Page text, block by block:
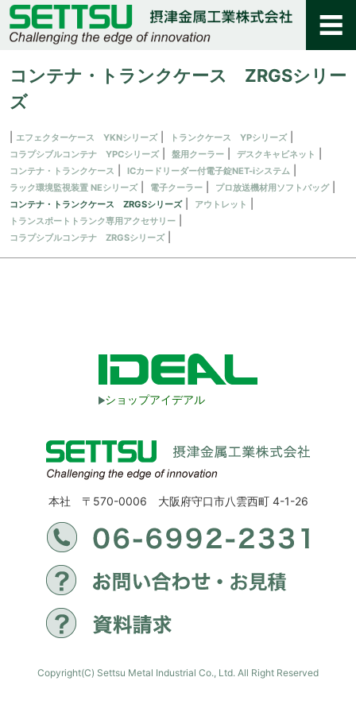
コンテナ・トランクケース ZRGSシリー
ズ
エフェクターケース YKNシリーズ
トランクケース YPシリーズ
コラプシブルコンテナ YPCシリーズ
盤用クーラー
デスクキャビネット
コンテナ・トランクケース
ICカードリーダー付電子錠NET-iシステム
ラック環境監視装置 NEシリーズ
電子クーラー
プロ放送機材用ソフトバッグ
コンテナ・トランクケース ZRGSシリーズ
アウトレット
トランスポートトランク専用アクセサリー
コラプシブルコンテナ ZRGSシリーズ
ショップアイデアル
本社 〒570-0006 大阪府守口市八雲西町 4-1-26
Copyright(C) Settsu Metal Industrial Co., Ltd. All Right Reserved